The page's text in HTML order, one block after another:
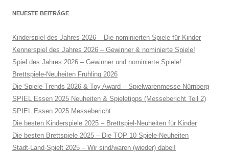
NEUESTE BEITRÄGE
Kinderspiel des Jahres 2026 – Die nominierten Spiele für Kinder
Kennerspiel des Jahres 2026 – Gewinner & nominierte Spiele!
Spiel des Jahres 2026 – Gewinner und nominierte Spiele!
Brettspiele-Neuheiten Frühling 2026
Die Spiele Trends 2026 & Toy Award – Spielwarenmesse Nürnberg
SPIEL Essen 2025 Neuheiten & Spieletipps (Messebericht Teil 2)
SPIEL Essen 2025 Messebericht
Die besten Kinderspiele 2025 – Brettspiel-Neuheiten für Kinder
Die besten Brettspiele 2025 – Die TOP 10 Spiele-Neuheiten
Stadt-Land-Spielt 2025 – Wir sind/waren (wieder) dabei!